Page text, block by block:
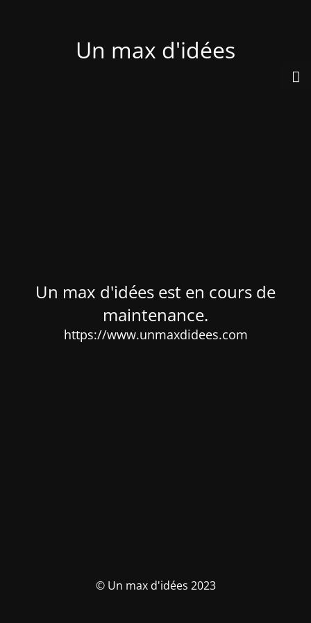
Un max d'idées
Un max d'idées est en cours de
maintenance.
https://www.unmaxdidees.com
© Un max d'idées 2023